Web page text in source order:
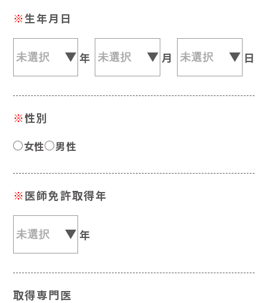
※生年月日
年 月 日
※性別
女性 男性
※医師免許取得年
年
取得専門医